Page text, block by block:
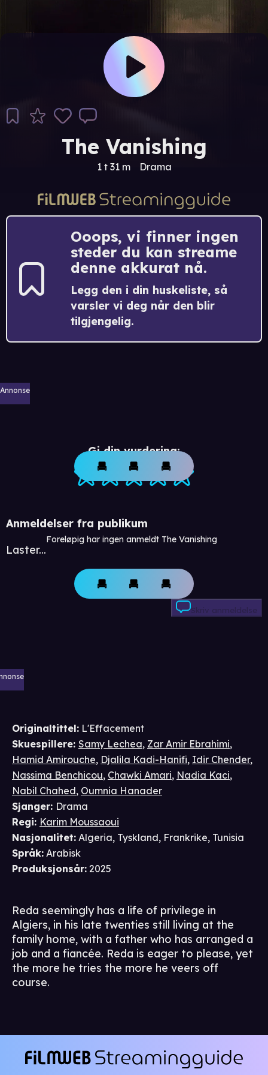
The Vanishing
1 t 31 m Drama
Ooops, vi finner ingen
steder du kan streame
denne akkurat nå.
Legg den i din huskeliste, så
varsler vi deg når den blir
tilgjengelig.
Annonse
Gi din vurdering:
Anmeldelser fra publikum
Laster...
Foreløpig har ingen anmeldt The Vanishing
Skriv anmeldelse
Originaltittel: L'Effacement
Skuespillere: Samy Lechea, Zar Amir Ebrahimi,
Hamid Amirouche, Djalila Kadi-Hanifi, Idir Chender,
Nassima Benchicou, Chawki Amari, Nadia Kaci,
Nabil Chahed, Oumnia Hanader
Sjanger: Drama
Regi: Karim Moussaoui
Nasjonalitet: Algeria, Tyskland, Frankrike, Tunisia
Språk: Arabisk
Produksjonsår: 2025
Reda seemingly has a life of privilege in
Algiers, in his late twenties still living at the
family home, with a father who has arranged a
job and a fiancée. Reda is eager to please, yet
the more he tries the more he veers off
course.